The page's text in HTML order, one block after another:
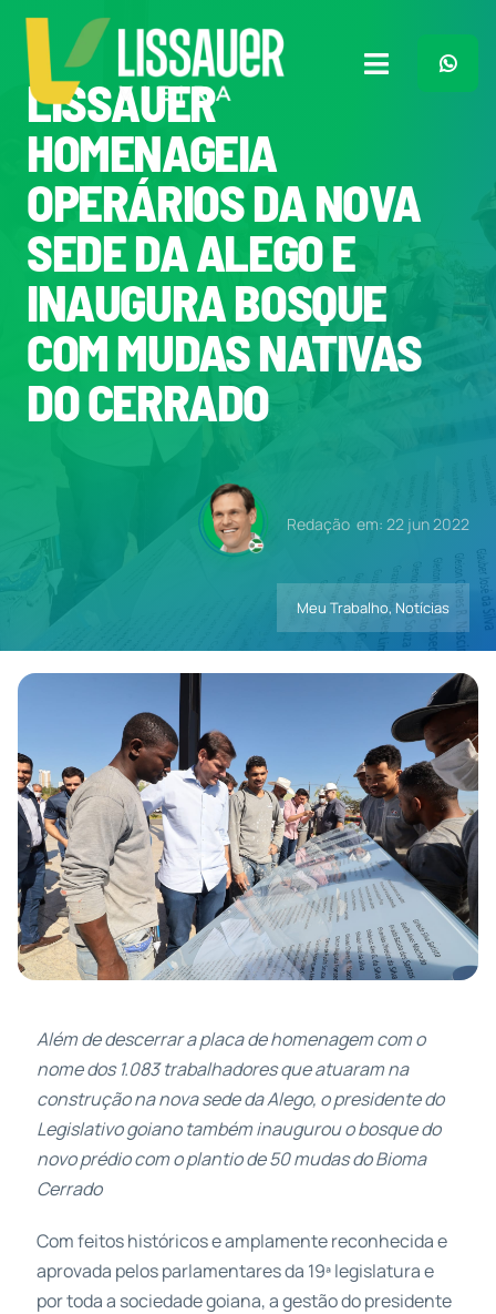
para
conteúdo
Toggle
Home
Plano de Governo
Meu Trabalho
O Que Penso
Quem Sou
Contatos
LISSAUER
HOMENAGEIA
OPERÁRIOS DA NOVA
SEDE DA ALEGO E
INAUGURA BOSQUE
COM MUDAS NATIVAS
DO CERRADO
Redação em: 22 jun 2022
Meu Trabalho, Notícias
Além de descerrar a placa de homenagem com o
nome dos 1.083 trabalhadores que atuaram na
construção na nova sede da Alego, o presidente do
Legislativo goiano também inaugurou o bosque do
novo prédio com o plantio de 50 mudas do Bioma
Cerrado
Com feitos históricos e amplamente reconhecida e
aprovada pelos parlamentares da 19ª legislatura e
por toda a sociedade goiana, a gestão do presidente